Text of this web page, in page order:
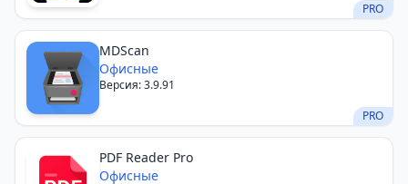
PRO
MDScan
Офисные
Версия: 3.9.91
PRO
PDF Reader Pro
Офисные